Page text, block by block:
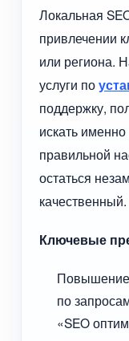
Локальная
привлечении
или региона.
услуги по
поддержку,
искать
правильной
остаться
качественный.
Ключевые
Повышение
по
«SEO